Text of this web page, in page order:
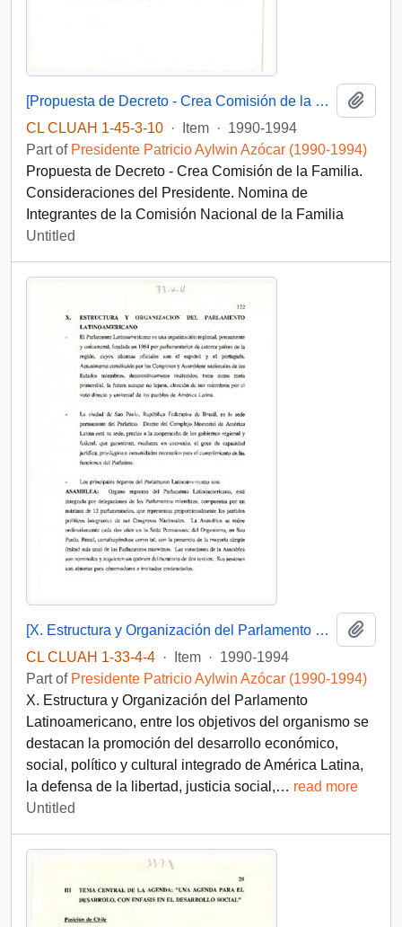
[Propuesta de Decreto - Crea Comisión de la Familia]
CL CLUAH 1-45-3-10 · Item · 1990-1994
Part of Presidente Patricio Aylwin Azócar (1990-1994)
Propuesta de Decreto - Crea Comisión de la Familia.
Consideraciones del Presidente. Nomina de
Integrantes de la Comisión Nacional de la Familia
Untitled
[X. Estructura y Organización del Parlamento Latinoamericano]
CL CLUAH 1-33-4-4 · Item · 1990-1994
Part of Presidente Patricio Aylwin Azócar (1990-1994)
X. Estructura y Organización del Parlamento
Latinoamericano, entre los objetivos del organismo se
destacan la promoción del desarrollo económico,
social, político y cultural integrado de América Latina,
la defensa de la libertad, justicia social,… read more
Untitled